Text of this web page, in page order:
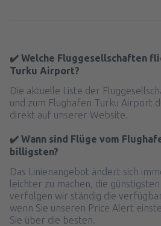
✔️ Welche Fluggesellschaften
Turku Airport?
Die aktuelle Liste der
und zum Flughafen Turku Airport
direkt auf unserer Website.
✔️ Wann sind Flüge vom
billigsten?
Das Linienangebot ändert sich
leichter zu machen, die
verfolgen wir ständig die
wenn Sie unseren Price Alert
Sie über die besten.